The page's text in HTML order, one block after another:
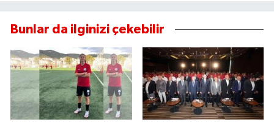
Bunlar da ilginizi çekebilir